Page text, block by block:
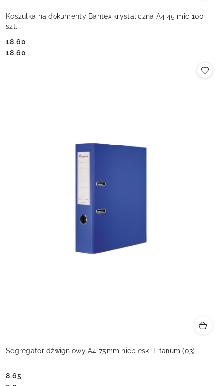
Koszulka na dokumenty Bantex krystaliczna A4 45 mic 100
szt.
Cena:
18.60
Cena:
18.60
Segregator dźwigniowy A4 75mm niebieski Titanum (03)
8.65